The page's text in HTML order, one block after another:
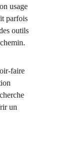
usage
parfois
outils
faire
un